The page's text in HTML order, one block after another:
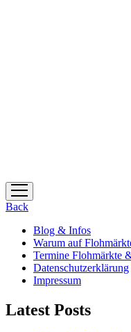
Menü
öffnen
Back
Blog & Infos
Warum auf
Termine Flohmärkte
Datenschutzerklärung
Impressum
Latest Posts